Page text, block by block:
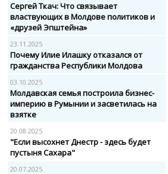
Сергей Ткач: Что связывает
властвующих в Молдове политиков и
«друзей Эпштейна»
23.11.2025
Почему Илие Илашку отказался от
гражданства Республики Молдова
03.10.2025
Молдавская семья построила бизнес-
империю в Румынии и засветилась на
взятке
20.08.2025
"Если высохнет Днестр - здесь будет
пустыня Сахара"
20.07.2025